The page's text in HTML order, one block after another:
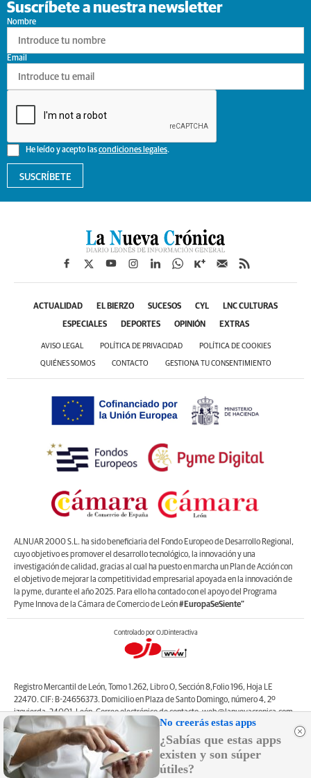
Suscríbete a nuestra newsletter
Nombre
He leído y acepto lascondiciones legales.
Email
SUSCRÍBETE
ACTUALIDAD EL BIERZO SUCESOS CYL LNC CULTURAS
ESPECIALES DEPORTES OPINIÓN EXTRAS
AVISO LEGAL POLÍTICA DE PRIVACIDAD POLÍTICA DE COOKIES
QUIÉNES SOMOS CONTACTO GESTIONA TU CONSENTIMIENTO
ALNUAR 2000 S.L. ha sido beneficiaria del Fondo Europeo de Desarrollo Regional,
cuyo objetivo es promover el desarrollo tecnológico, la innovación y una
investigación de calidad, gracias al cual ha puesto en marcha un Plan de Acción con
el objetivo de mejorar la competitividad empresarial apoyada en la innovación de
la pyme, durante el año 2025. Para ello ha contado con el apoyo del Programa
Pyme Innova de la Cámara de Comercio de León#EuropaSeSiente”
Controlado por OJDinteractiva
Registro Mercantil de León, Tomo 1.262, Libro O, Sección 8,Folio 196, Hoja LE
22470. CIF: B-24656373. Domicilio en Plaza de Santo Domingo, número 4, 2º
izquierda, 24001, León. Correo electrónico de contacto: web@lanuevacronica.com.
Copyright © ALNUAR 2000 S.L. (LA NUEVA CRÓNICA). Incluye contenidos de la
empresa, de empresas del grupo o de terceros.
No creerás estas apps
¿Sabías que estas apps
existen y son súper
útiles?